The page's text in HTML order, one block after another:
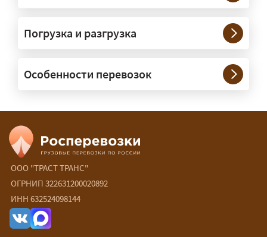
сопровождение?
организуем. Потребность в машинах
прикрытия зависит от габаритов
груза и маршрута; это определяется
Сколько стоит перевозка
негабарита?
— От 60 ₽/км. Точная стоимость
рассчитывается индивидуально:
влияют габариты и вес груза,
Погрузка и разгрузка
Особенности перевозок
ООО "ТРАСТ ТРАНС"
ОГРНИП 322631200020892
ИНН 632524098144